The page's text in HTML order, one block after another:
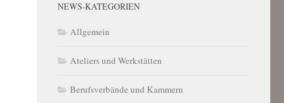
NEWS-KATEGORIEN
Allgemein
Ateliers und Werkstätten
Berufsverbände und Kammern